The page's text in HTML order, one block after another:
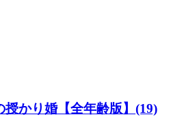
かり婚【全年齢版】(19)